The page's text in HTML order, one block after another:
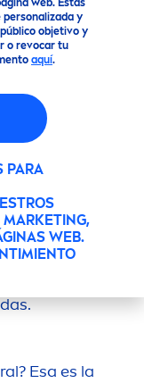
web. Estas
y
objetivo y
o revocar tu
aquí.
PARA
MARKETING,
WEB.
EL
afeitado de
? Esa es la